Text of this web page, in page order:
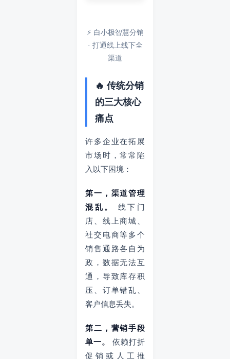
⚡ 白小极智慧分销
· 打通线上线下全
渠道
🔥 传统分销
的三大核心
痛点
许多企业在拓展
市场时，常常陷
入以下困境：
第一，渠道管理
混乱。
线下门
店、线上商城、
社交电商等多个
销售通路各自为
政，数据无法互
通，导致库存积
压、订单错乱、
客户信息丢失。
第二，营销手段
单一。
依赖打折
促销或人工推